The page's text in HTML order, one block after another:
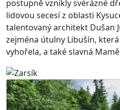
postupně vznikly svérázné
lidovou secesí z oblasti
talentovaný architekt Dušan
zejména útulny Libušín,
vyhořela, a také slavná